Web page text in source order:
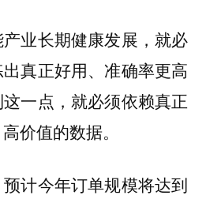
业长期健康发展，就必
真正好用、准确率更高
一点，就必须依赖真正
价值的数据。
计今年订单规模将达到